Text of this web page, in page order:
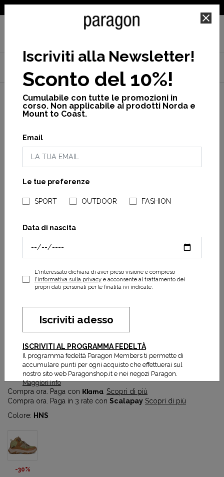
NEGOZI PARAGONSHOP
Home Teva TREKKING AND TRAIL
VEDI TUTTO
Hurricane daybreaker mid rp
Hurricane Daybreaker Mid RP
104,30 € 149,00 €
Prezzo più basso degli ultimi 30 gg:104,30 €
Compra ora. Paga con Klarna Scopri di più
Compra ora. Paga in 3 rate con Scalapay Scopri di più
Colore: HNS
-30%
Iscriviti alla Newsletter!
Sconto del 10%!
Cumulabile con tutte le promozioni in
corso. Non applicabile ai prodotti Norda e
Mount to Coast.
Email
Le tue preferenze
SPORT OUTDOOR FASHION
Data di nascita
L'interessato dichiara di aver preso visione e compreso
l'informativa sulla privacye acconsente al trattamento dei
propri dati personali per le finalità ivi indicate.
Iscriviti adesso
ISCRIVITI AL PROGRAMMA FEDELTÀ
Il programma fedeltà Paragon Members ti permette di
accumulare punti per ogni acquisto che effettuerai sul
nostro sito web Paragonshop.it e nei negozi Paragon.
Maggiori info